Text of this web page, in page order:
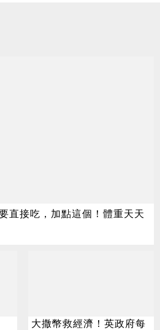
直接吃，加點這個！體重天天
大撒幣救經濟！英政府每